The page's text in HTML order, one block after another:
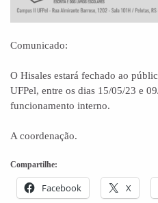
Comunicado:
O Hisales estará fechado ao
UFPel, entre os dias 15/05/23 e
funcionamento interno.
A coordenação.
Compartilhe:
Facebook X